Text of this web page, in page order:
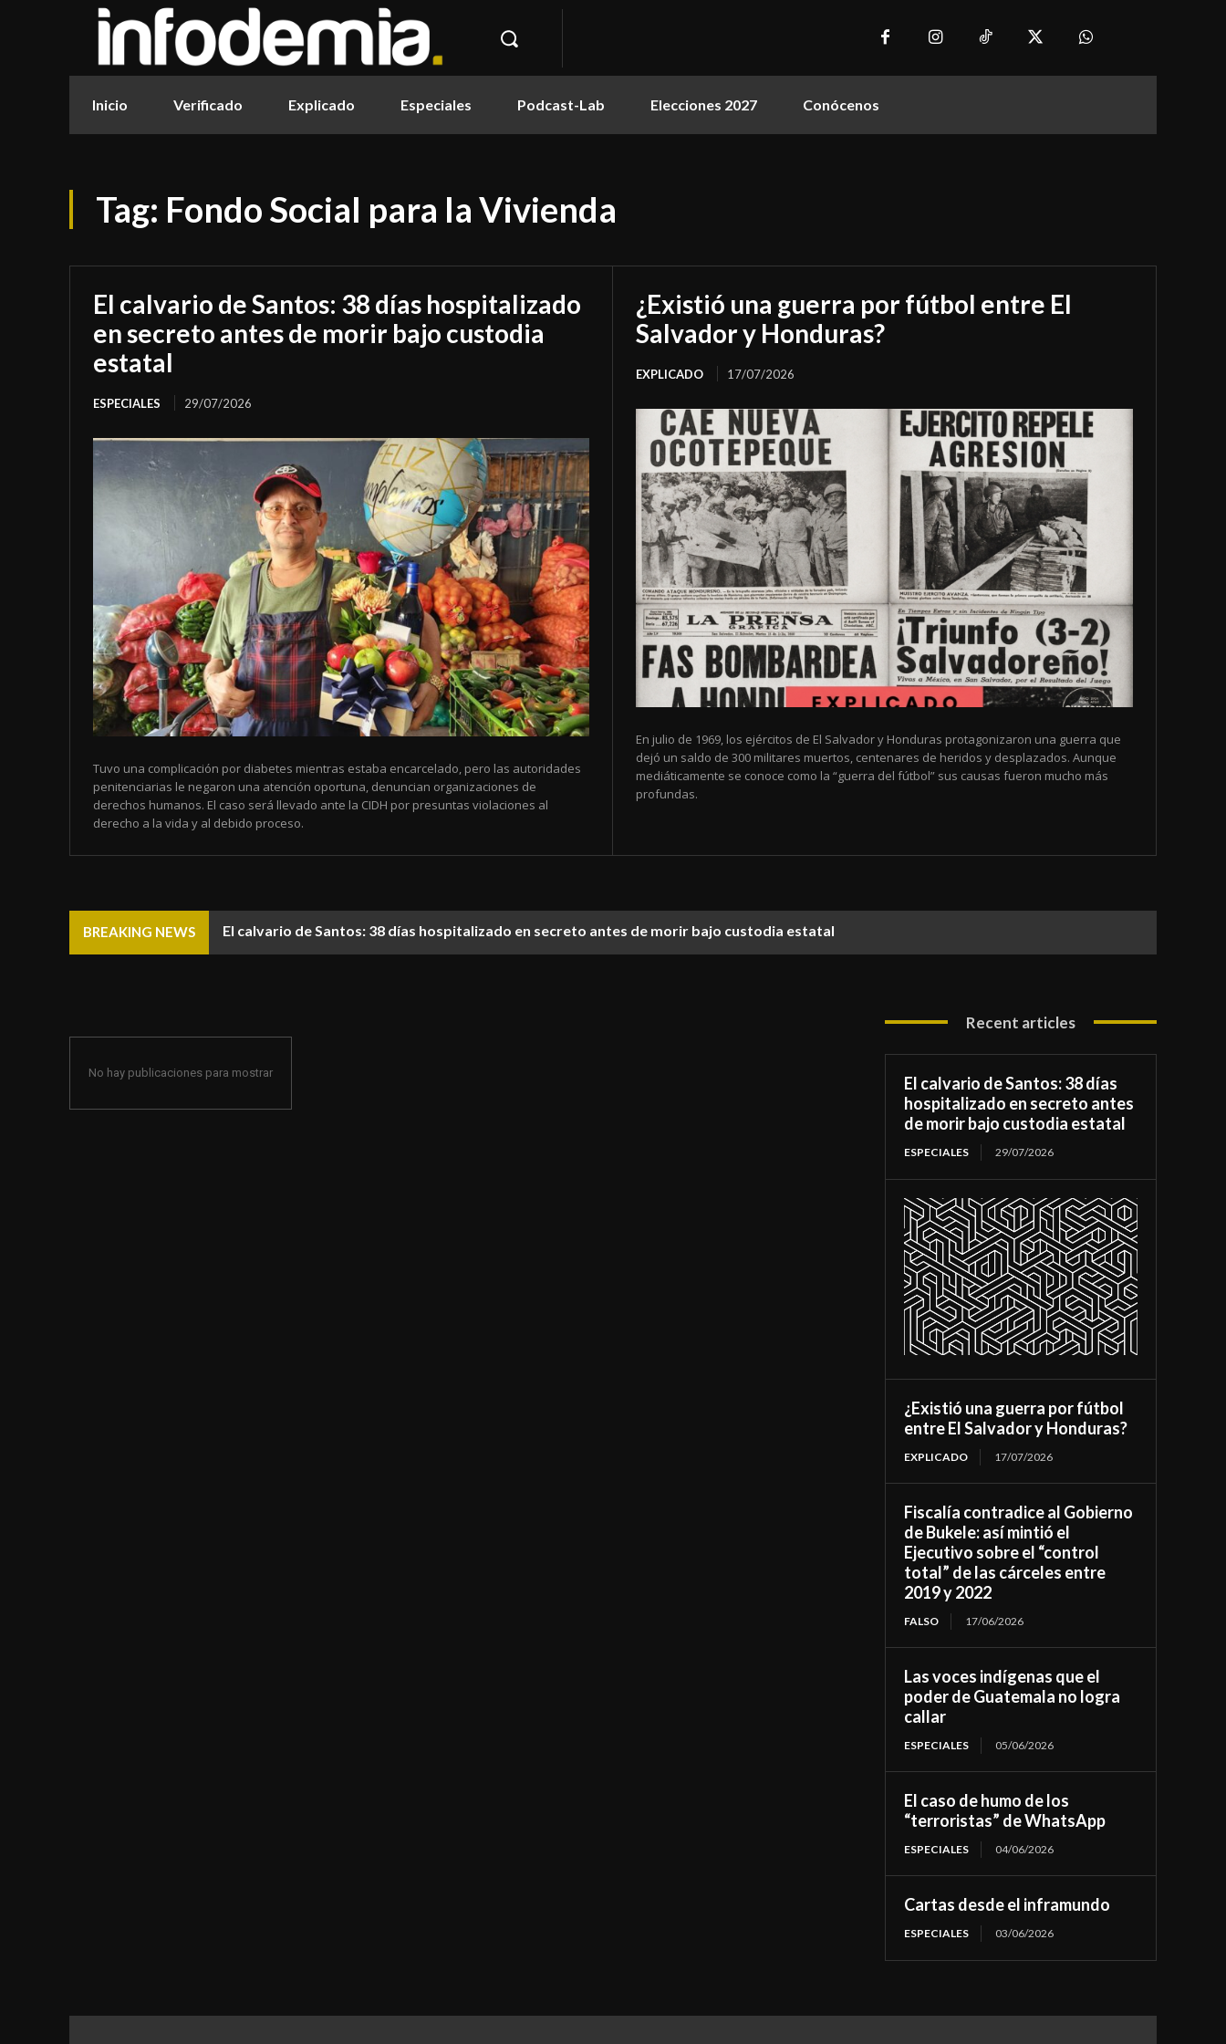
Inicio Verificado Explicado Especiales Podcast-Lab Elecciones 2027 Conócenos
Tag: Fondo Social para la Vivienda
El calvario de Santos: 38 días hospitalizado
en secreto antes de morir bajo custodia
estatal
ESPECIALES 29/07/2026
Tuvo una complicación por diabetes mientras estaba encarcelado, pero las autoridades
penitenciarias le negaron una atención oportuna, denuncian organizaciones de
derechos humanos. El caso será llevado ante la CIDH por presuntas violaciones al
derecho a la vida y al debido proceso.
¿Existió una guerra por fútbol entre El
Salvador y Honduras?
EXPLICADO 17/07/2026
En julio de 1969, los ejércitos de El Salvador y Honduras protagonizaron una guerra que
dejó un saldo de 300 militares muertos, centenares de heridos y desplazados. Aunque
mediáticamente se conoce como la “guerra del fútbol” sus causas fueron mucho más
profundas.
BREAKING NEWS El calvario de Santos: 38 días hospitalizado en secreto antes de morir bajo custodia estatal
No hay publicaciones para mostrar
Recent articles
El calvario de Santos: 38 días
hospitalizado en secreto antes
de morir bajo custodia estatal
ESPECIALES 29/07/2026
¿Existió una guerra por fútbol
entre El Salvador y Honduras?
EXPLICADO 17/07/2026
Fiscalía contradice al Gobierno
de Bukele: así mintió el
Ejecutivo sobre el “control
total” de las cárceles entre
2019 y 2022
FALSO 17/06/2026
Las voces indígenas que el
poder de Guatemala no logra
callar
ESPECIALES 05/06/2026
El caso de humo de los
“terroristas” de WhatsApp
ESPECIALES 04/06/2026
Cartas desde el inframundo
ESPECIALES 03/06/2026